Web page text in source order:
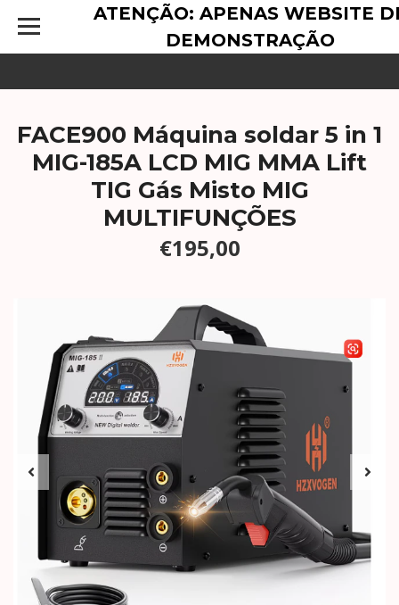
ATENÇÃO: APENAS WEBSITE
DEMONSTRAÇÃO
FACE900 Máquina soldar 5 in 1
MIG-185A LCD MIG MMA Lift
TIG Gás Misto MIG
MULTIFUNÇÕES
€195,00